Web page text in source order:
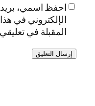
احفظ اسمي،
الإلكتروني في
المقبلة في